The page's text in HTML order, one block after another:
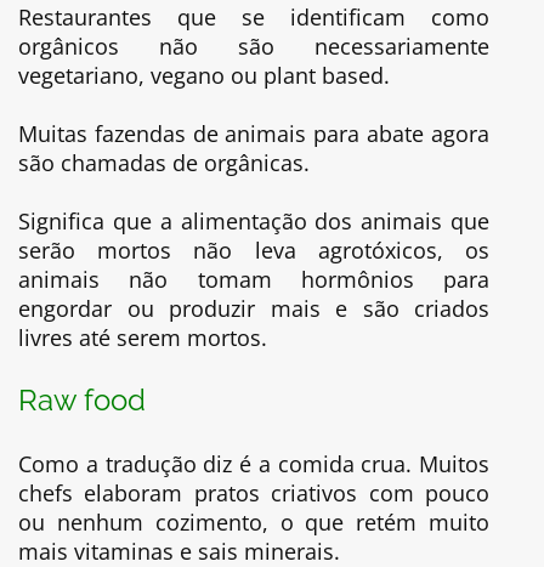
Restaurantes que se identificam como
orgânicos não são necessariamente
vegetariano, vegano ou plant based.
Muitas fazendas de animais para abate agora
são chamadas de orgânicas.
Significa que a alimentação dos animais que
serão mortos não leva agrotóxicos, os
animais não tomam hormônios para
engordar ou produzir mais e são criados
livres até serem mortos.
Raw food
Como a tradução diz é a comida crua. Muitos
chefs elaboram pratos criativos com pouco
ou nenhum cozimento, o que retém muito
mais vitaminas e sais minerais.